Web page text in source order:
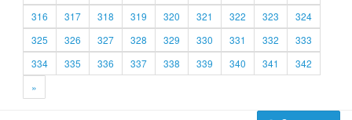
316
317 318 319 320 321 322 323
324
325
326 327 328 329 330 331 332
333
334
335 336 337 338 339 340 341
342
»